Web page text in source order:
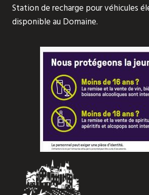
Station de recharge pour véhicules
disponible au Domaine.